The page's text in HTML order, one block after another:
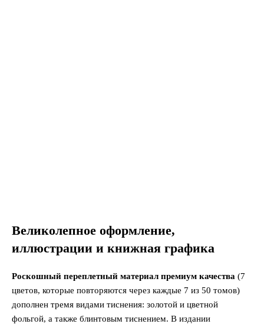
Великолепное оформление,
иллюстрации и книжная графика
Роскошный переплетный материал премиум качества (7
цветов, которые повторяются через каждые 7 из 50 томов)
дополнен тремя видами тиснения: золотой и цветной
фольгой, а также блинтовым тиснением. В издании